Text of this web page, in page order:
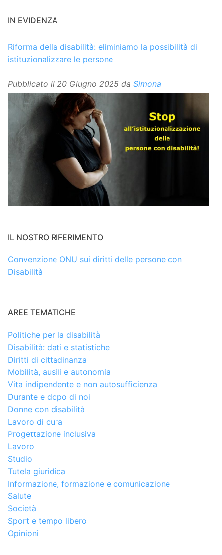
IN EVIDENZA
Riforma della disabilità: eliminiamo la possibilità di
istituzionalizzare le persone
Pubblicato il 20 Giugno 2025 da Simona
IL NOSTRO RIFERIMENTO
Convenzione ONU sui diritti delle persone con
Disabilità
AREE TEMATICHE
Politiche per la disabilità
Disabilità: dati e statistiche
Diritti di cittadinanza
Mobilità, ausili e autonomia
Vita indipendente e non autosufficienza
Durante e dopo di noi
Donne con disabilità
Lavoro di cura
Progettazione inclusiva
Lavoro
Studio
Tutela giuridica
Informazione, formazione e comunicazione
Salute
Società
Sport e tempo libero
Opinioni